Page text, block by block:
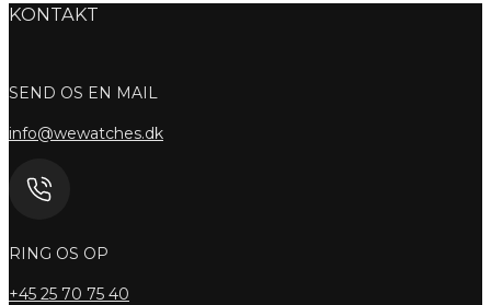
KONTAKT
SEND OS EN MAIL
info@wewatches.dk
RING OS OP
+45 25 70 75 40